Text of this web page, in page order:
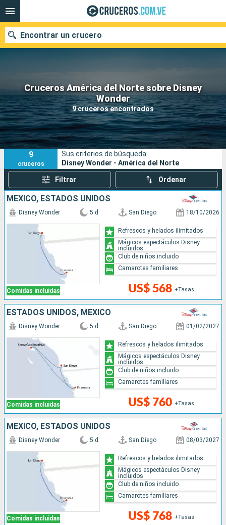
Cruceros América del Norte sobre Disney
Wonder
9 cruceros encontrados
Encontrar un crucero
Nuestros destinos
Fecha de salida
Puertos Compañías
Buscar
9
cruceros
Sus criterios de búsqueda:
Disney Wonder - América del Norte
Filtrar Ordenar
MÉXICO, ESTADOS UNIDOS
Comidas incluidas
Disney Wonder 5 d San Diego 18/10/2026
US$ 568 +Tasas
Refrescos y helados ilimitados
Mágicos espectáculos Disney
incluidos
Club de niños incluido
Camarotes familiares
ESTADOS UNIDOS, MÉXICO
Comidas incluidas
Disney Wonder 5 d San Diego 01/02/2027
US$ 760 +Tasas
Refrescos y helados ilimitados
Mágicos espectáculos Disney
incluidos
Club de niños incluido
Camarotes familiares
MÉXICO, ESTADOS UNIDOS
Comidas incluidas
Disney Wonder 5 d San Diego 08/03/2027
US$ 768 +Tasas
Refrescos y helados ilimitados
Mágicos espectáculos Disney
incluidos
Club de niños incluido
Camarotes familiares